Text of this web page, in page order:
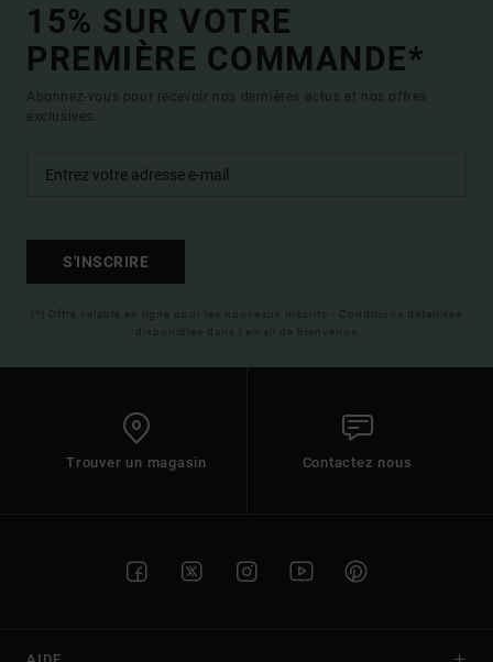
15% SUR VOTRE
PREMIÈRE COMMANDE*
Abonnez-vous pour recevoir nos dernières actus et nos offres
exclusives.
S'INSCRIRE
(*) Offre valable en ligne pour les nouveaux inscrits - Conditions détaillées
disponibles dans l'email de bienvenue
Trouver un magasin Contactez nous